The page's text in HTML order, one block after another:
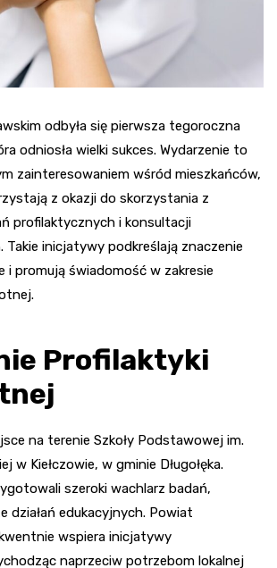
odbyła się pierwsza tegoroczna
odniosła wielki sukces. Wydarzenie to
zainteresowaniem wśród mieszkańców,
z okazji do skorzystania z
profilaktycznych i konsultacji
inicjatywy podkreślają znaczenie
i promują świadomość w zakresie
Profilaktyki
na terenie Szkoły Podstawowej im.
w Kiełczowie, w gminie Długołęka.
szeroki wachlarz badań,
działań edukacyjnych. Powiat
wspiera inicjatywy
naprzeciw potrzebom lokalnej